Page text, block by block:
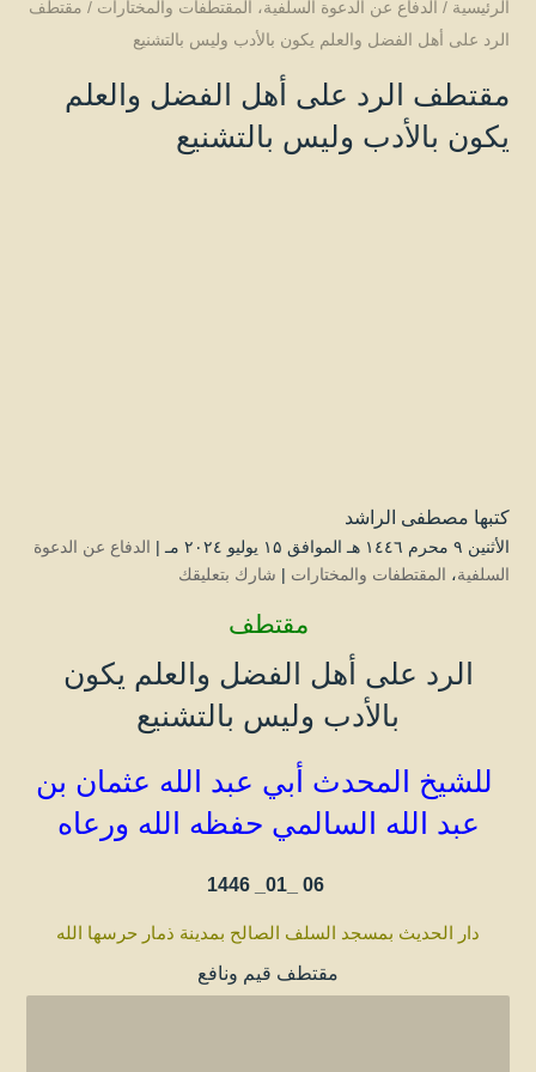
الرئيسية / الدفاع عن الدعوة السلفية، المقتطفات والمختارات / مقتطف
الرد على أهل الفضل والعلم يكون بالأدب وليس بالتشنيع
مقتطف الرد على أهل الفضل والعلم
يكون بالأدب وليس بالتشنيع
كتبها مصطفى الراشد
الأثنين ۹ محرم ۱٤٤٦ هـ الموافق ۱۵ يوليو ۲۰۲٤ مـ |
الدفاع عن الدعوة
السلفية، المقتطفات والمختارات | شارك بتعليقك
مقتطف
الرد على أهل الفضل والعلم يكون
بالأدب وليس بالتشنيع
للشيخ المحدث أبي عبد الله عثمان بن
عبد الله السالمي حفظه الله ورعاه
1446
دار الحديث بمسجد السلف الصالح بمدينة ذمار حرسها الله
مقتطف قيم ونافع